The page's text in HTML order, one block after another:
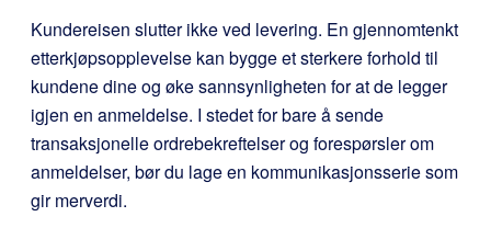
Kundereisen slutter ikke ved levering. En gjennomtenkt
etterkjøpsopplevelse kan bygge et sterkere forhold til
kundene dine og øke sannsynligheten for at de legger
igjen en anmeldelse. I stedet for bare å sende
transaksjonelle ordrebekreftelser og forespørsler om
anmeldelser, bør du lage en kommunikasjonsserie som
gir merverdi.